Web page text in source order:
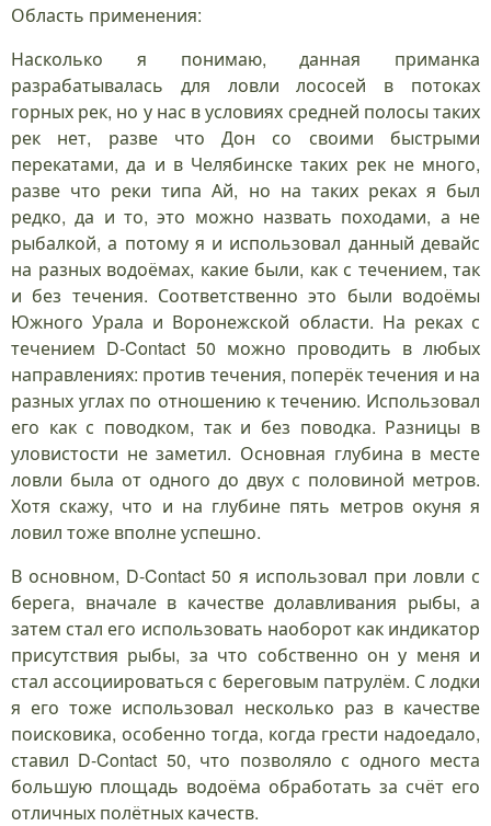
Область применения:
Насколько я понимаю, данная приманка
разрабатывалась для ловли лососей в потоках
горных рек, но у нас в условиях средней полосы таких
рек нет, разве что Дон со своими быстрыми
перекатами, да и в Челябинске таких рек не много,
разве что реки типа Ай, но на таких реках я был
редко, да и то, это можно назвать походами, а не
рыбалкой, а потому я и использовал данный девайс
на разных водоёмах, какие были, как с течением, так
и без течения. Соответственно это были водоёмы
Южного Урала и Воронежской области. На реках с
течением D-Contact 50 можно проводить в любых
направлениях: против течения, поперёк течения и на
разных углах по отношению к течению. Использовал
его как с поводком, так и без поводка. Разницы в
уловистости не заметил. Основная глубина в месте
ловли была от одного до двух с половиной метров.
Хотя скажу, что и на глубине пять метров окуня я
ловил тоже вполне успешно.
В основном, D-Contact 50 я использовал при ловли с
берега, вначале в качестве долавливания рыбы, а
затем стал его использовать наоборот как индикатор
присутствия рыбы, за что собственно он у меня и
стал ассоциироваться с береговым патрулём. С лодки
я его тоже использовал несколько раз в качестве
поисковика, особенно тогда, когда грести надоедало,
ставил D-Contact 50, что позволяло с одного места
большую площадь водоёма обработать за счёт его
отличных полётных качеств.